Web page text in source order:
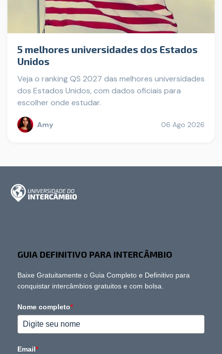
5 melhores universidades dos Estados
Unidos
Veja o ranking QS 2027 das melhores universidades
dos Estados Unidos, com dados oficiais para
escolher onde estudar.
Amy 06 Ago 2026
GUIA DEFINITIVO PARA INTERCÂMBIO
Baixe Gratuitamente o Guia Completo e Definitivo para
conquistar intercâmbios gratuitos e com bolsa.
Nome completo*
Email*